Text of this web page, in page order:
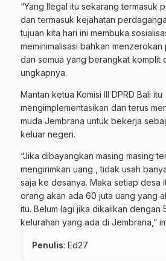
“Yang Ilegal itu sekarang termasuk
dan termasuk kejahatan
tujuan kita hari ini membuka
meminimalisasi bahkan
dan semua yang berangkat komplit
ungkapnya.
Mantan ketua Komisi III DPRD Bali itu
mengimplementasikan dan terus
muda Jembrana untuk bekerja
keluar negeri.
“Jika dibayangkan masing masing
mengirimkan uang , tidak usah
saja ke desanya. Maka setiap desa
orang akan ada 60 juta uang yang
itu. Belum lagi jika dikalikan dengan
kelurahan yang ada di Jembrana,”
Penulis: Ed27